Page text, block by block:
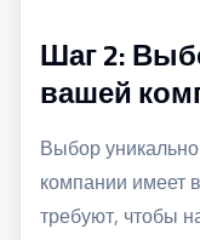
Шаг 2:
вашей
Выбор
компании имеет
требуют, чтобы